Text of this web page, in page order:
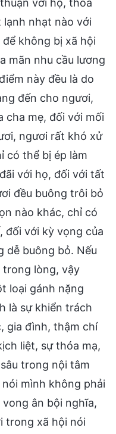
với họ, thỏa
nhạt nào với
không bị xã hội
mãn nhu cầu lương
này đều là do
đến cho ngươi,
cha mẹ, đối với mối
ngươi rất khó xử
có thể bị ép làm
với họ, đối với tất
đều buông trôi bỏ
nào khác, chỉ có
đối với kỳ vọng của
dễ buông bỏ. Nếu
lòng, vậy
loại gánh nặng
là sự khiển trách
gia đình, thậm chí
liệt, sự thóa mạ,
trong nội tâm
mình không phải
ân bội nghĩa,
trong xã hội nói